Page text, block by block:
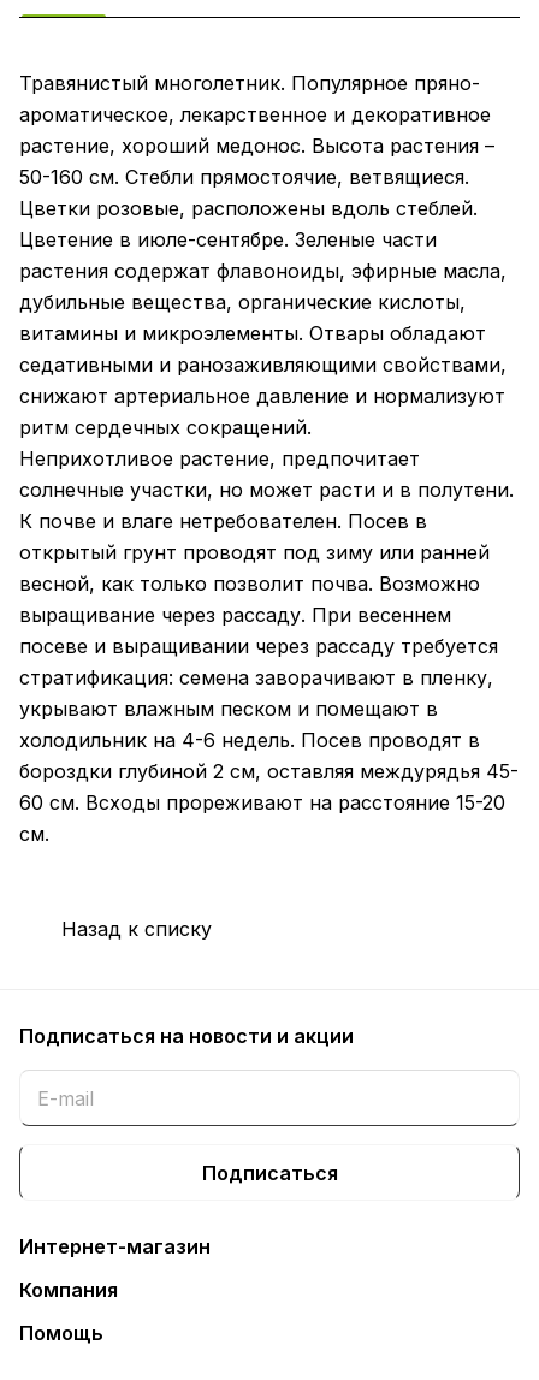
Травянистый многолетник. Популярное пряно-
ароматическое, лекарственное и декоративное
растение, хороший медонос. Высота растения –
50-160 см. Стебли прямостоячие, ветвящиеся.
Цветки розовые, расположены вдоль стеблей.
Цветение в июле-сентябре. Зеленые части
растения содержат флавоноиды, эфирные масла,
дубильные вещества, органические кислоты,
витамины и микроэлементы. Отвары обладают
седативными и ранозаживляющими свойствами,
снижают артериальное давление и нормализуют
ритм сердечных сокращений.
Неприхотливое растение, предпочитает
солнечные участки, но может расти и в полутени.
К почве и влаге нетребователен. Посев в
открытый грунт проводят под зиму или ранней
весной, как только позволит почва. Возможно
выращивание через рассаду. При весеннем
посеве и выращивании через рассаду требуется
стратификация: семена заворачивают в пленку,
укрывают влажным песком и помещают в
холодильник на 4-6 недель. Посев проводят в
бороздки глубиной 2 см, оставляя междурядья 45-
60 см. Всходы прореживают на расстояние 15-20
см.
Назад к списку
Подписаться на новости и акции
Подписаться
Интернет-магазин
Компания
Помощь